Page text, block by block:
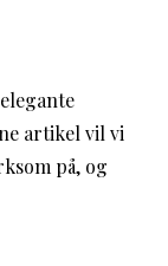
artikel vil vi
på, og